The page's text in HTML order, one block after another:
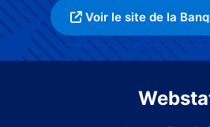
Voir le site de la